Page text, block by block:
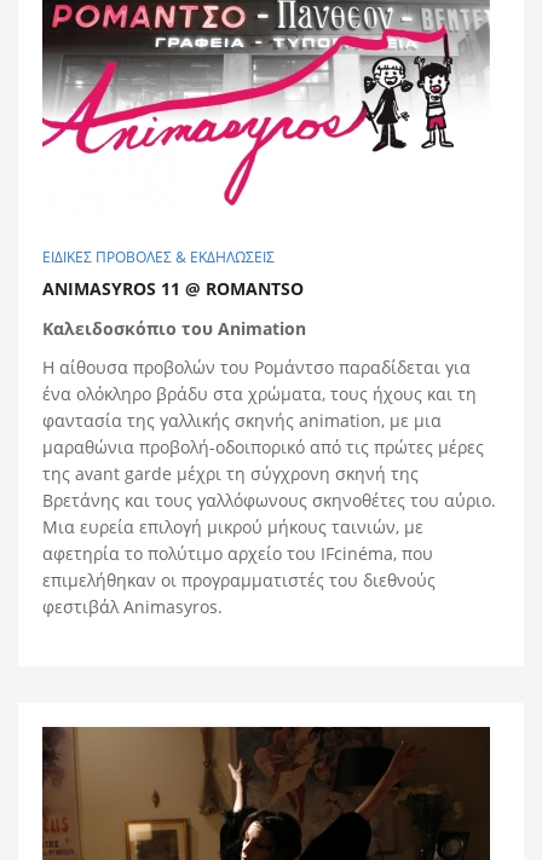
ΕΙΔΙΚΕΣ ΠΡΟΒΟΛΕΣ & ΕΚΔΗΛΩΣΕΙΣ
ANIMASYROS 11 @ ROMANTSO
Καλειδοσκόπιο του Animation
Η αίθουσα προβολών του Ρομάντσο παραδίδεται για
ένα ολόκληρο βράδυ στα χρώματα, τους ήχους και τη
φαντασία της γαλλικής σκηνής animation, με μια
μαραθώνια προβολή-οδοιπορικό από τις πρώτες μέρες
της avant garde μέχρι τη σύγχρονη σκηνή της
Βρετάνης και τους γαλλόφωνους σκηνοθέτες του αύριο.
Μια ευρεία επιλογή μικρού μήκους ταινιών, με
αφετηρία το πολύτιμο αρχείο του IFcinéma, που
επιμελήθηκαν οι προγραμματιστές του διεθνούς
φεστιβάλ Animasyros.